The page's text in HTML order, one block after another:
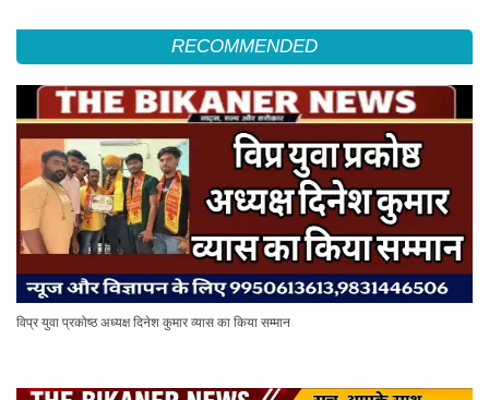
RECOMMENDED
विप्र युवा प्रकोष्ठ अध्यक्ष दिनेश कुमार व्यास का किया सम्मान